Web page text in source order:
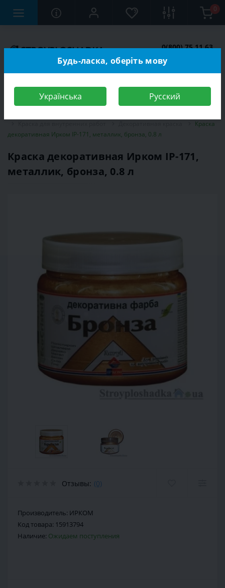
0
0(800) 75 11 63
Краска
декоративная Ирком IP-171, металлик, бронза, 0.8 л
Краска декоративная Ирком IP-171,
металлик, бронза, 0.8 л
Отзывы: (0)
Производитель: ИРКОМ
Код товара: 15913794
Наличие: Ожидаем поступления
Будь-ласка, оберіть мову
Українська Русский